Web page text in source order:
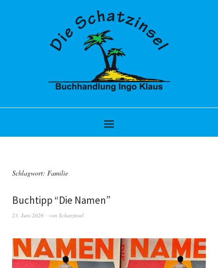
Schlagwort: Familie
Buchtipp “Die Namen”
23. Juni 2026 von Schatzinsel